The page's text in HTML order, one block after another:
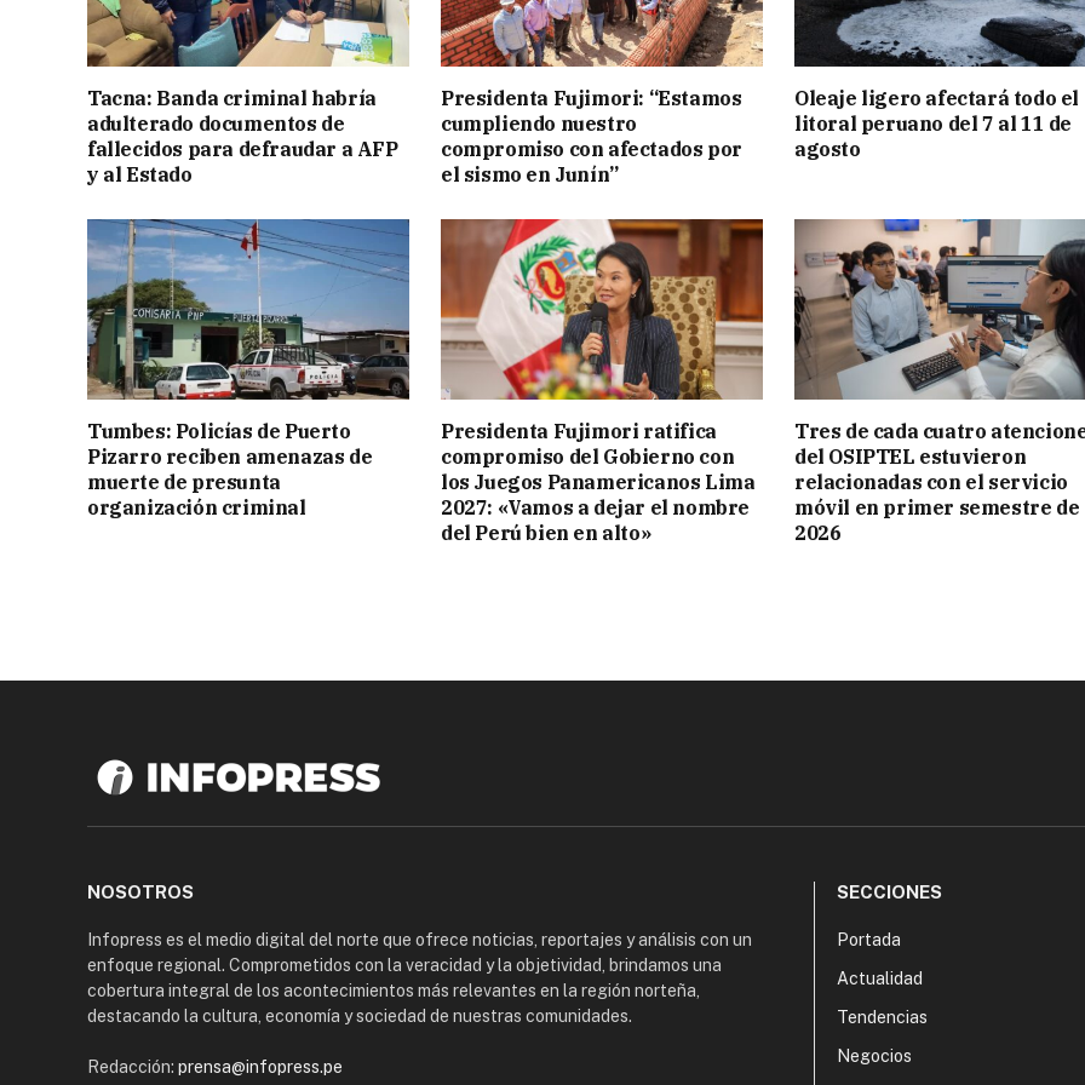
Tacna: Banda criminal habría
adulterado documentos de
fallecidos para defraudar a AFP
y al Estado
Presidenta Fujimori: “Estamos
cumpliendo nuestro
compromiso con afectados por
el sismo en Junín”
Oleaje ligero afectará todo el
litoral peruano del 7 al 11 de
agosto
Tumbes: Policías de Puerto
Pizarro reciben amenazas de
muerte de presunta
organización criminal
Presidenta Fujimori ratifica
compromiso del Gobierno con
los Juegos Panamericanos Lima
2027: «Vamos a dejar el nombre
del Perú bien en alto»
Tres de cada cuatro
del OSIPTEL estuvieron
relacionadas con el servicio
móvil en primer semestre de
2026
NOSOTROS
Infopress es el medio digital del norte que ofrece noticias, reportajes y análisis con un
enfoque regional. Comprometidos con la veracidad y la objetividad, brindamos una
cobertura integral de los acontecimientos más relevantes en la región norteña,
destacando la cultura, economía y sociedad de nuestras comunidades.
Redacción: prensa@infopress.pe
SECCIONES
Portada
Actualidad
Tendencias
Negocios